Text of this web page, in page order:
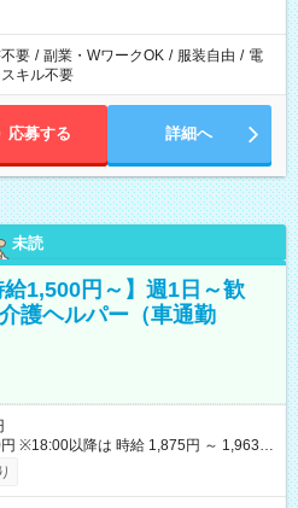
要 / 副業・WワークOK / 服装自由 / 電
キル不要
応募する 詳細へ
未読
給1,500円～】週1日～歓
護ヘルパー（車通勤
※18:00以降は 時給 1,875円 ～ 1,963円
間勤務時間により支給あり ・資格手当：